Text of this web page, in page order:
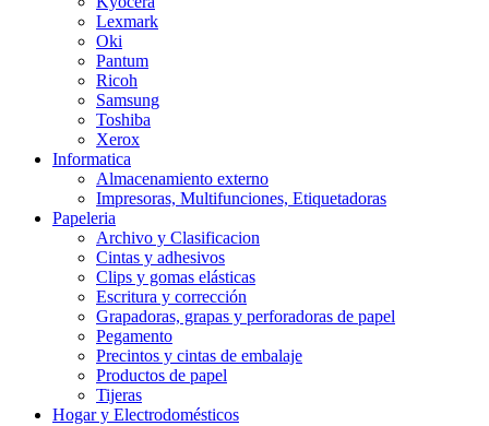
Lexmark
Oki
Pantum
Ricoh
Samsung
Toshiba
Xerox
Informatica
Almacenamiento externo
Impresoras, Multifunciones, Etiquetadoras
Papeleria
Archivo y Clasificacion
Cintas y adhesivos
Clips y gomas elásticas
Escritura y corrección
Grapadoras, grapas y perforadoras de papel
Pegamento
Precintos y cintas de embalaje
Productos de papel
Tijeras
Hogar y Electrodomésticos